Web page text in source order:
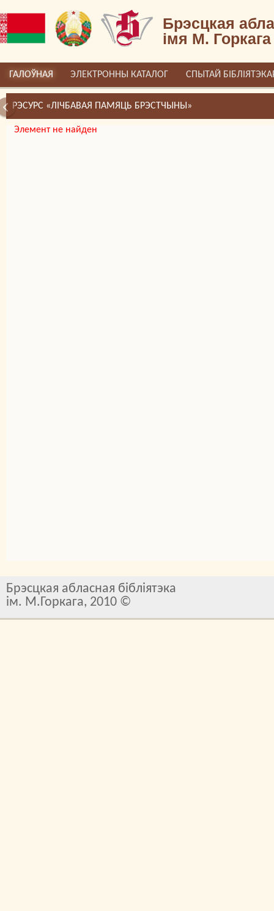
Брэсцкая
імя М. Горкага
ГАЛОЎНАЯ ЭЛЕКТРОННЫ КАТАЛОГ СПЫТАЙ
РЭСУРС «ЛІЧБАВАЯ ПАМЯЦЬ БРЭСТЧЫНЫ»
Элемент не найден
Брэсцкая абласная бібліятэка
ім. М.Горкага, 2010 ©